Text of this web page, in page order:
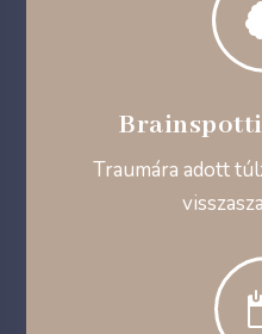
Traumára adott